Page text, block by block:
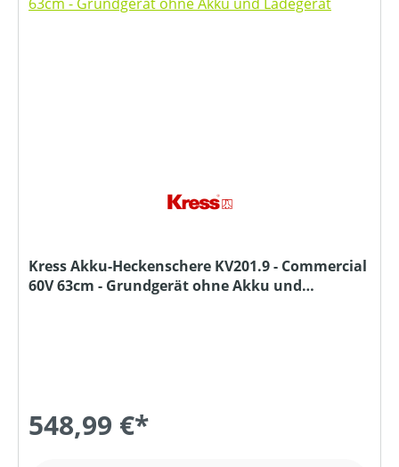
Kress Akku-Heckenschere KV201.9 - Commercial
60V 63cm - Grundgerät ohne Akku und
548,99 €*